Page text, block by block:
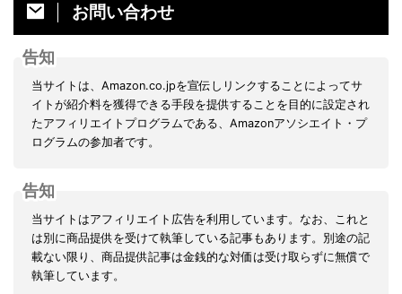
お問い合わせ
告知
当サイトは、Amazon.co.jpを宣伝しリンクすることによってサ
イトが紹介料を獲得できる手段を提供することを目的に設定され
たアフィリエイトプログラムである、Amazonアソシエイト・プ
ログラムの参加者です。
告知
当サイトはアフィリエイト広告を利用しています。なお、これと
は別に商品提供を受けて執筆している記事もあります。別途の記
載ない限り、商品提供記事は金銭的な対価は受け取らずに無償で
執筆しています。